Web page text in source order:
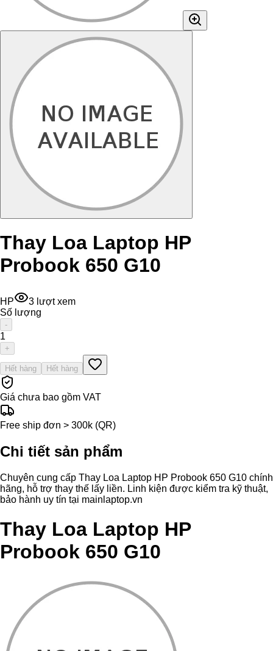
Thay Loa Laptop HP
Probook 650 G10
HP 3 lượt xem
Số lượng
-
1
+
Hết hàng Hết hàng
Giá chưa bao gồm VAT
Free ship đơn > 300k (QR)
Chi tiết sản phẩm
Chuyên cung cấp Thay Loa Laptop HP Probook 650 G10 chính
hãng, hỗ trợ thay thế lấy liền. Linh kiện được kiểm tra kỹ thuật,
bảo hành uy tín tại mainlaptop.vn
Thay Loa Laptop HP
Probook 650 G10